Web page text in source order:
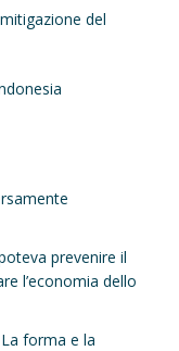
del
prevenire il
l’economia dello
forma e la